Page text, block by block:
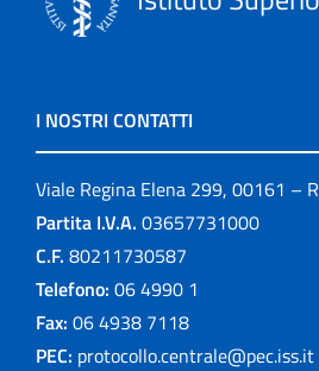
I NOSTRI CONTATTI
Viale Regina Elena 299, 00161 –
Partita I.V.A. 03657731000
C.F. 80211730587
Telefono: 06 4990 1
Fax: 06 4938 7118
PEC: protocollo.centrale@pec.iss.it